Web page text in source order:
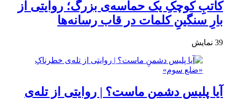
کاتبِ کوچکِ یک حماسه‌ی بزرگ؛ روایتی از
بارِ سنگینِ کلمات در قاب رسانه‌ها
39 نمایش
آیا پلیس دشمنِ ماست؟ | روایتی از تله‌ی